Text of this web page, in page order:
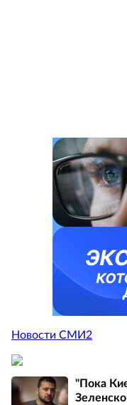
Новости СМИ2
"Пока